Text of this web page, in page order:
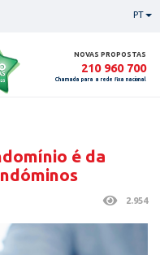
PT
NOVAS PROPOSTAS
210 960 700
Chamada para a rede fixa nacional
é da
2.954